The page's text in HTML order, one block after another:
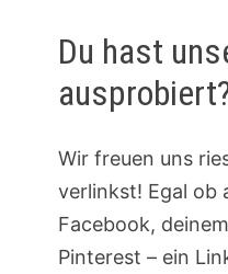
Du hast
Wir freuen uns
verlinkst! Egal ob
Facebook,
Pinterest – ein